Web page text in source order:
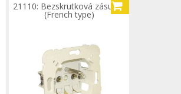
21110: Bezskrutková zásuvka
(French type)